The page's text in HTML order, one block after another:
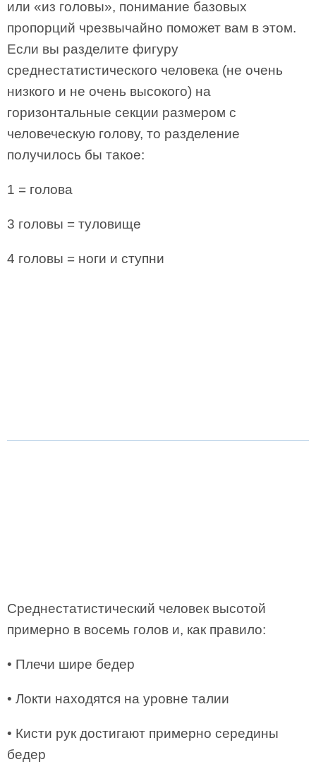
или «из головы», понимание базовых
пропорций чрезвычайно поможет вам в этом.
Если вы разделите фигуру
среднестатистического человека (не очень
низкого и не очень высокого) на
горизонтальные секции размером с
человеческую голову, то разделение
получилось бы такое:
1 = голова
3 головы = туловище
4 головы = ноги и ступни
Среднестатистический человек высотой
примерно в восемь голов и, как правило:
• Плечи шире бедер
• Локти находятся на уровне талии
• Кисти рук достигают примерно середины
бедер